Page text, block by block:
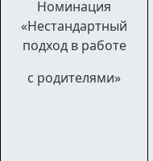
Номинация
«Нестандартный
подход в работе
с родителями»